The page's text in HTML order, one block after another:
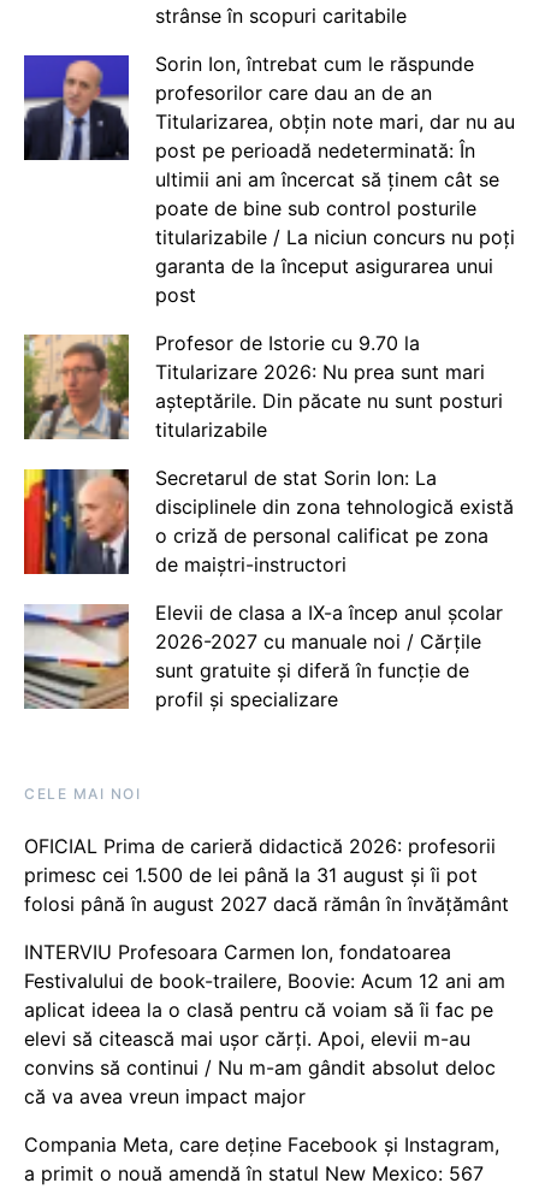
strânse în scopuri caritabile
Sorin Ion, întrebat cum le răspunde
profesorilor care dau an de an
Titularizarea, obțin note mari, dar nu au
post pe perioadă nedeterminată: În
ultimii ani am încercat să ținem cât se
poate de bine sub control posturile
titularizabile / La niciun concurs nu poți
garanta de la început asigurarea unui
post
Profesor de Istorie cu 9.70 la
Titularizare 2026: Nu prea sunt mari
așteptările. Din păcate nu sunt posturi
titularizabile
Secretarul de stat Sorin Ion: La
disciplinele din zona tehnologică există
o criză de personal calificat pe zona
de maiștri-instructori
Elevii de clasa a IX-a încep anul școlar
2026-2027 cu manuale noi / Cărțile
sunt gratuite și diferă în funcție de
profil și specializare
CELE MAI NOI
OFICIAL Prima de carieră didactică 2026: profesorii
primesc cei 1.500 de lei până la 31 august și îi pot
folosi până în august 2027 dacă rămân în învățământ
INTERVIU Profesoara Carmen Ion, fondatoarea
Festivalului de book-trailere, Boovie: Acum 12 ani am
aplicat ideea la o clasă pentru că voiam să îi fac pe
elevi să citească mai ușor cărți. Apoi, elevii m-au
convins să continui / Nu m-am gândit absolut deloc
că va avea vreun impact major
Compania Meta, care deține Facebook și Instagram,
a primit o nouă amendă în statul New Mexico: 567